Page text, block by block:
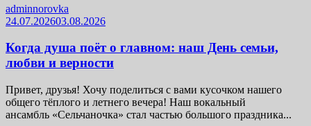
adminnorovka
24.07.202603.08.2026
Когда душа поёт о главном: наш День семьи,
любви и верности
Привет, друзья! Хочу поделиться с вами кусочком нашего
общего тёплого и летнего вечера! Наш вокальный
ансамбль «Сельчаночка» стал частью большого праздника...